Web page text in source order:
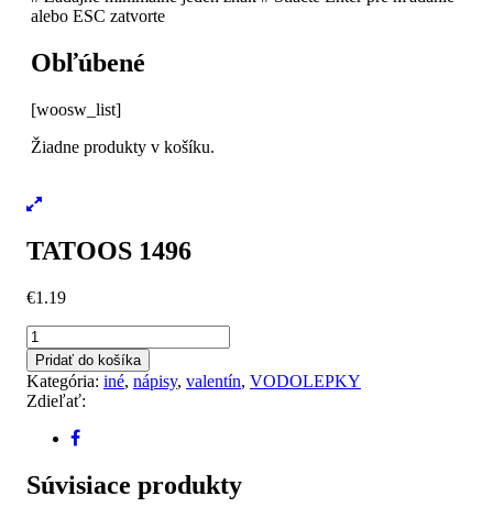
alebo ESC zatvorte
Obľúbené
[woosw_list]
Žiadne produkty v košíku.
TATOOS 1496
€1.19
množstvo
TATOOS
1496
Pridať do košíka
Kategória: iné, nápisy, valentín, VODOLEPKY
Zdieľať:
Súvisiace produkty